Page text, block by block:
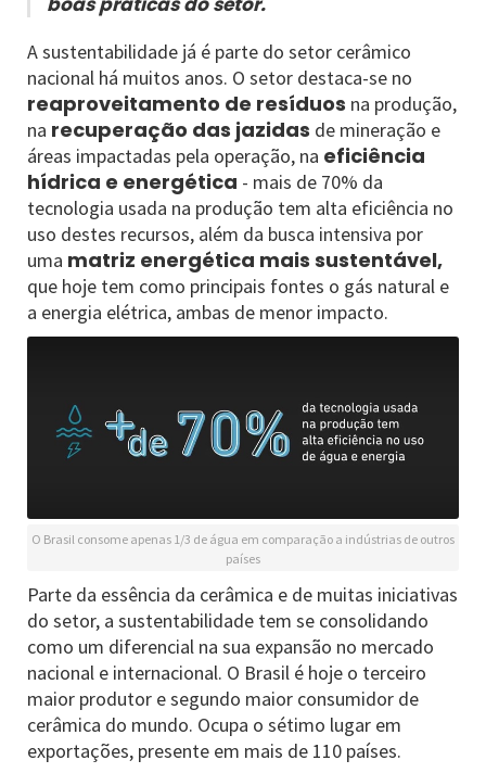
A sustentabilidade já é parte do setor cerâmico
nacional há muitos anos. O setor destaca-se no
reaproveitamento de resíduos na produção,
na recuperação das jazidas de mineração e
áreas impactadas pela operação, na eficiência
hídrica e energética - mais de 70% da
tecnologia usada na produção tem alta eficiência no
uso destes recursos, além da busca intensiva por
uma matriz energética mais sustentável,
que hoje tem como principais fontes o gás natural e
a energia elétrica, ambas de menor impacto.
O Brasil consome apenas 1/3 de água em comparação a indústrias de outros
países
Parte da essência da cerâmica e de muitas iniciativas
do setor, a sustentabilidade tem se consolidando
como um diferencial na sua expansão no mercado
nacional e internacional. O Brasil é hoje o terceiro
maior produtor e segundo maior consumidor de
cerâmica do mundo. Ocupa o sétimo lugar em
exportações, presente em mais de 110 países.